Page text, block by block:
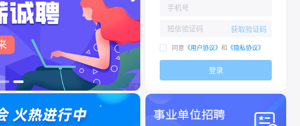
获取验证码
同意 《用户协议》 和 《隐私协议》
登录